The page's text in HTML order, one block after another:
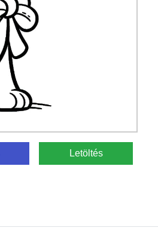
Letöltés